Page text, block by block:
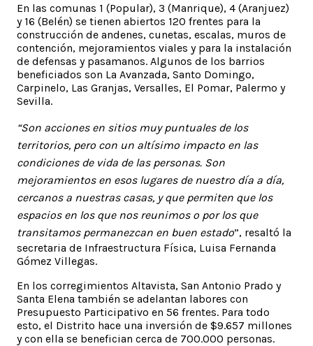
En las comunas 1 (Popular), 3 (Manrique), 4 (Aranjuez)
y 16 (Belén) se tienen abiertos 120 frentes para la
construcción de andenes, cunetas, escalas, muros de
contención, mejoramientos viales y para la instalación
de defensas y pasamanos. Algunos de los barrios
beneficiados son La Avanzada, Santo Domingo,
Carpinelo, Las Granjas, Versalles, El Pomar, Palermo y
Sevilla.
“Son acciones en sitios muy puntuales de los
territorios, pero con un altísimo impacto en las
condiciones de vida de las personas. Son
mejoramientos en esos lugares de nuestro día a día,
cercanos a nuestras casas, y que permiten que los
espacios en los que nos reunimos o por los que
transitamos permanezcan en buen estado”, resaltó la
secretaria de Infraestructura Física, Luisa Fernanda
Gómez Villegas.
En los corregimientos Altavista, San Antonio Prado y
Santa Elena también se adelantan labores con
Presupuesto Participativo en 56 frentes. Para todo
esto, el Distrito hace una inversión de $9.657 millones
y con ella se benefician cerca de 700.000 personas.